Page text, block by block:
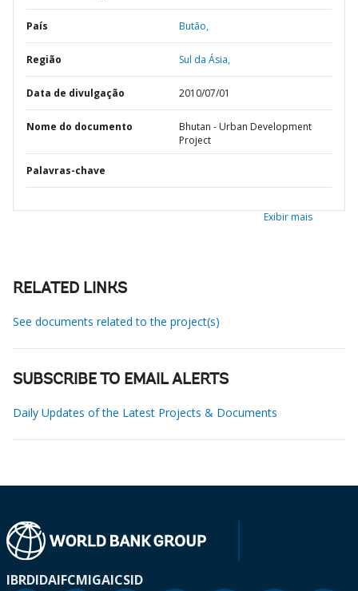
País Butão,
Região Sul da Ásia,
Data de divulgação 2010/07/01
Nome do documento
Bhutan - Urban Development
Project
Palavras-chave
Exibir mais
RELATED LINKS
See documents related to the project(s)
SUBSCRIBE TO EMAIL ALERTS
Daily Updates of the Latest Projects & Documents
IBRDIDAIFCMIGAICSID